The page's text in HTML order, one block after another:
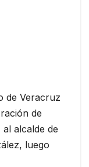
de Veracruz
de
alcalde de
luego